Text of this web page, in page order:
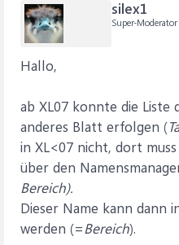
silex1
Super-Moderator
Hallo,
ab XL07 konnte die Liste
anderes Blatt erfolgen (
in XL<07 nicht, dort
über den
Bereich).
Dieser Name kann dann
werden (=Bereich).